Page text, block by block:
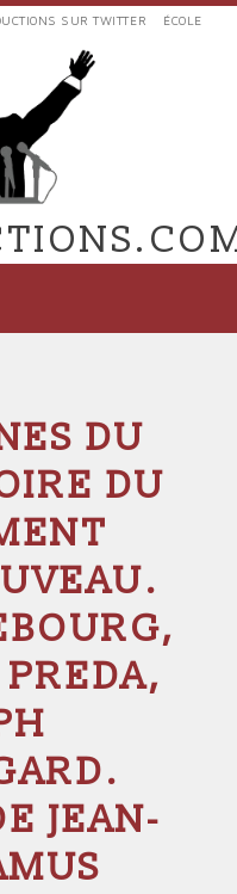
SUR TWITTER ÉCOLE
DU
DU
JEAN-